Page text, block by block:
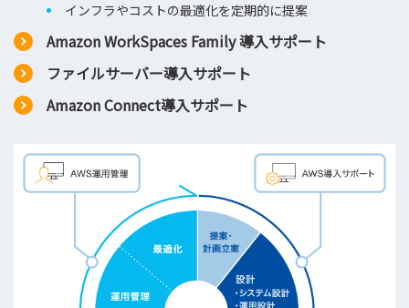
インフラやコストの最適化を定期的に提案
Amazon WorkSpaces Family 導入サポート
ファイルサーバー導入サポート
Amazon Connect導入サポート